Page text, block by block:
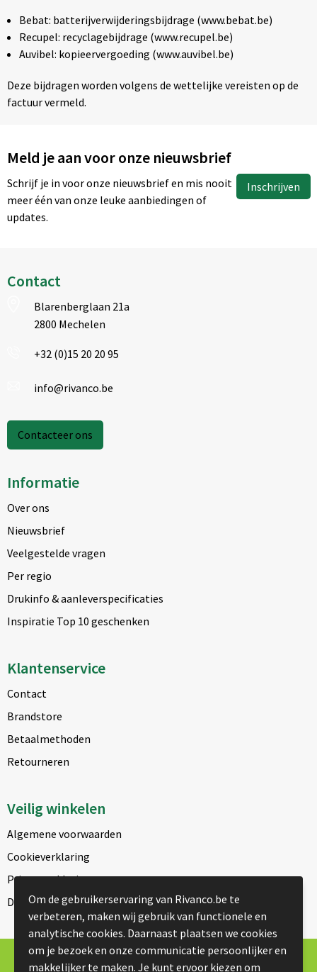
Bebat: batterijverwijderingsbijdrage (www.bebat.be)
Recupel: recyclagebijdrage (www.recupel.be)
Auvibel: kopieervergoeding (www.auvibel.be)
Deze bijdragen worden volgens de wettelijke vereisten op de
factuur vermeld.
Meld je aan voor onze nieuwsbrief
Schrijf je in voor onze nieuwsbrief en mis nooit
meer één van onze leuke aanbiedingen of
updates.
Inschrijven
Contact
Blarenberglaan 21a
2800 Mechelen
+32 (0)15 20 20 95
info@rivanco.be
Contacteer ons
Informatie
Over ons
Nieuwsbrief
Veelgestelde vragen
Per regio
Drukinfo & aanleverspecificaties
Inspiratie Top 10 geschenken
Klantenservice
Contact
Brandstore
Betaalmethoden
Retourneren
Veilig winkelen
Algemene voorwaarden
Cookieverklaring
Privacyverklaring
Disclaimer
© Copyright Rivanco 2026
Om de gebruikerservaring van Rivanco.be te
verbeteren, maken wij gebruik van functionele en
analytische cookies. Daarnaast plaatsen we cookies
om je bezoek en onze communicatie persoonlijker en
makkelijker te maken. Je kunt ervoor kiezen om